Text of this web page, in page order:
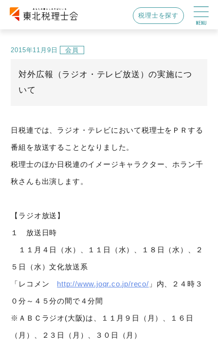
税理士を探す
2015年11月9日 会員
対外広報（ラジオ・テレビ放送）の実施につ
いて
日税連では、ラジオ・テレビにおいて税理士をＰＲする
番組を放送することとなりました。
税理士のほか日税連のイメージキャラクター、ホラン千
秋さんも出演します。
【ラジオ放送】
１ 放送日時
１１月４日（水）、１１日（水）、１８日（水）、２
５日（水）文化放送系
「レコメン http://www.joqr.co.jp/reco/ 」内、２４時３
０分～４５分の間で４分間
※ＡＢＣラジオ(大阪)は、１１月９日（月）、１６日
（月）、２３日（月）、３０日（月）